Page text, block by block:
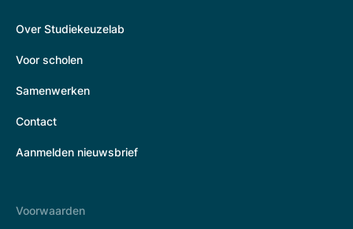
Over Studiekeuzelab
Voor scholen
Samenwerken
Contact
Aanmelden nieuwsbrief
Voorwaarden